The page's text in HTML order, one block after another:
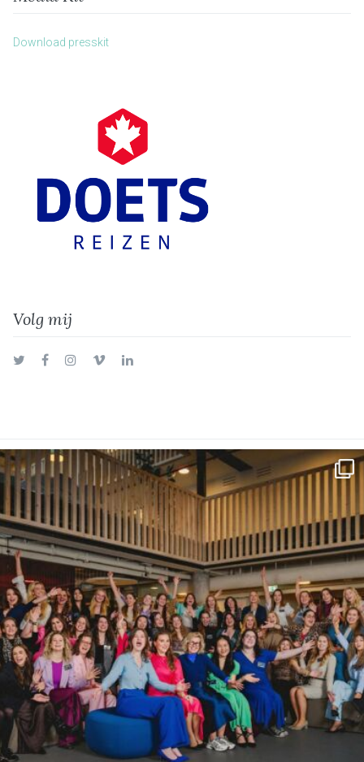
Download presskit
Volg mij
TwitterFacebookInstagram
VimeoLinkedIn